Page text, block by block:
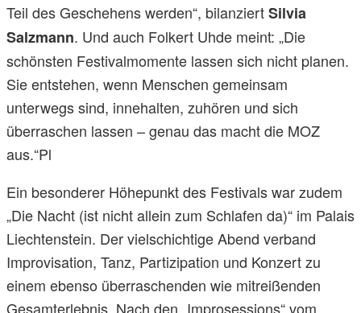
Teil des Geschehens werden“, bilanziertSilvia
Salzmann. Und auch Folkert Uhde meint: „Die
schönsten Festivalmomente lassen sich nicht planen.
Sie entstehen, wenn Menschen gemeinsam
unterwegs sind, innehalten, zuhören und sich
überraschen lassen – genau das macht die MOZ
aus.“Pl
Ein besonderer Höhepunkt des Festivals war zudem
„Die Nacht (ist nicht allein zum Schlafen da)“ im Palais
Liechtenstein. Der vielschichtige Abend verband
Improvisation, Tanz, Partizipation und Konzert zu
einem ebenso überraschenden wie mitreißenden
Gesamterlebnis. Nach den „Improsessions“ vom